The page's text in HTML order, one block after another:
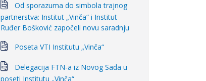
Od sporazuma do simbola trajnog
partnerstva: Institut „Vinča“ i Institut
Ruđer Bošković započeli novu saradnju
Poseta VTI Institutu „Vinča“
Delegacija FTN-a iz Novog Sada u
poseti Institutu „Vinča“